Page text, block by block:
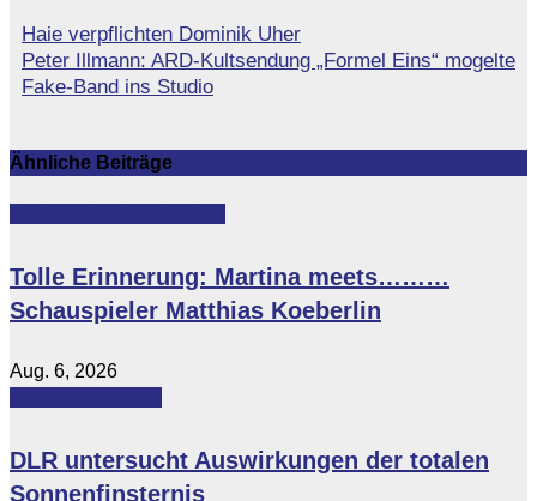
Beitragsnavigation
Haie verpflichten Dominik Uher
Peter Illmann: ARD-Kultsendung „Formel Eins“ mogelte
Fake-Band ins Studio
Ähnliche Beiträge
Tolle Erinnerung: Martina meets………
Schauspieler Matthias Koeberlin
Aug. 6, 2026
DLR untersucht Auswirkungen der totalen
Sonnenfinsternis